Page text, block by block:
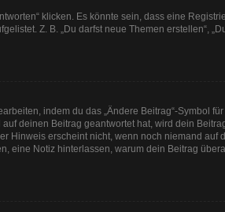
klicken. Es könnte sein, dass eine
Z. B. „Du darfst neue Themen erstellen“,
indem du das „Ändere Beitrag“-Symbol für
deinen Beitrag geantwortet hat, wird dein
Hinweis erscheint nicht, wenn noch niemand auf
eine Notiz hinterlassen, warum dein Beitrag